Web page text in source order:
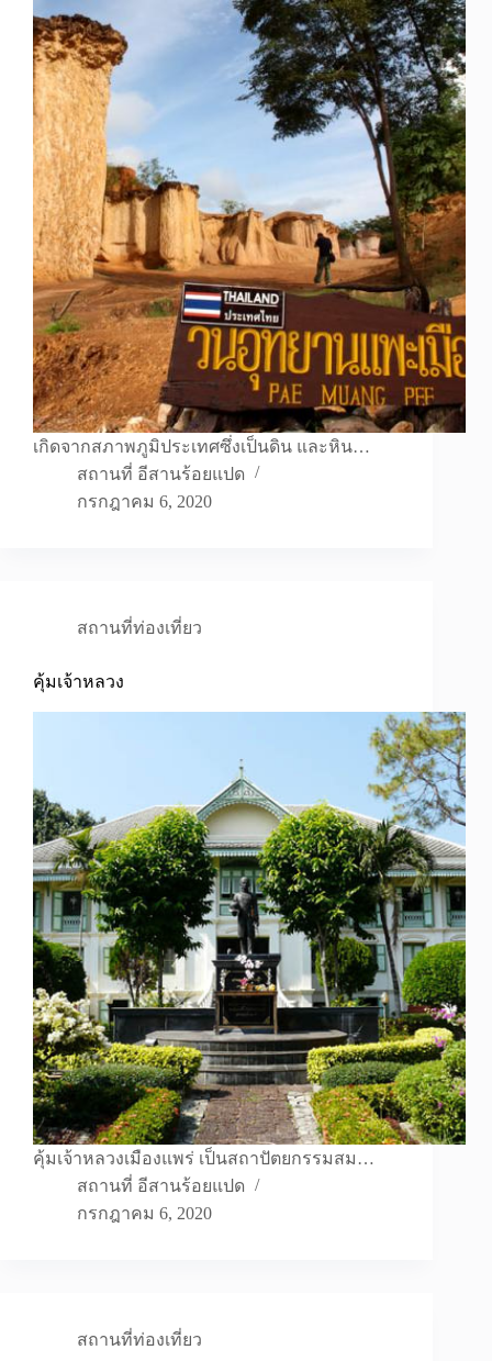
เกิดจากสภาพภูมิประเทศซึ่งเป็นดิน และหิน…
สถานที่ อีสานร้อยแปด
กรกฎาคม 6, 2020
สถานที่ท่องเที่ยว
คุ้มเจ้าหลวง
คุ้มเจ้าหลวงเมืองแพร่ เป็นสถาปัตยกรรมสม…
สถานที่ อีสานร้อยแปด
กรกฎาคม 6, 2020
สถานที่ท่องเที่ยว